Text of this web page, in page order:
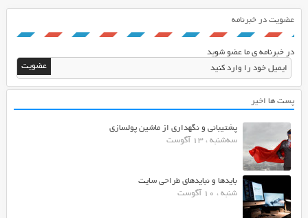
عضویت در خبرنامه
در خبرنامه ی ما عضو شوید
پست ها اخیر
پشتیبانی و نگهداری از ماشین پولسازی
سه‌شنبه ، 13 آگوست
بایدها و نبایدهای طراحی سایت
شنبه ، 10 آگوست